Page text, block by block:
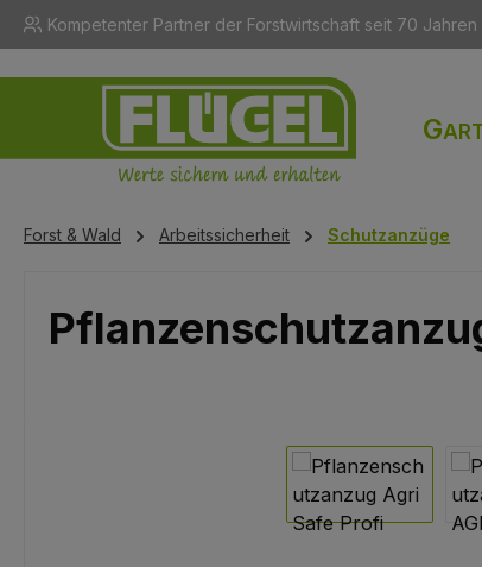
Hauptinhalt springen
Zur Suche springen
Zur Hauptnavigation springen
Kompetenter Partner der Forstwirtschaft seit 70 Jahren
Forst & Wald Arbeitssicherheit Schutzanzüge